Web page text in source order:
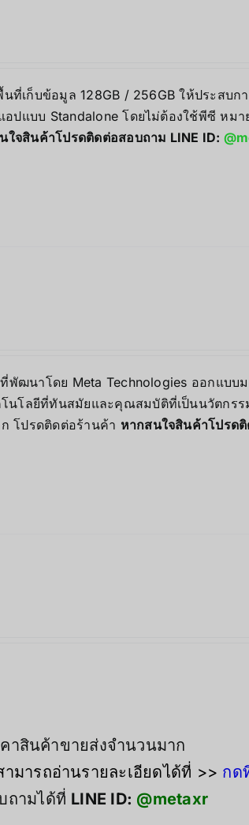
ที่เก็บข้อมูล 128GB / 256GB ให้ประสบก
อปแบบ Standalone โดยไม่ต้องใช้พีซี หมา
ใจสินค้าโปรดติดต่อสอบถาม LINE ID:
พัฒนาโดย Meta Technologies ออกแบบ
นโลยีที่ทันสมัยและคุณสมบัติที่เป็นนวัตกรร
โปรดติดต่อร้านค้า หากสนใจสินค้าโปรด
าสินค้าขายส่งจำนวนมาก
มารถอ่านรายละเอียดได้ที่ >> กด
ถามได้ที่ LINE ID: @metaxr